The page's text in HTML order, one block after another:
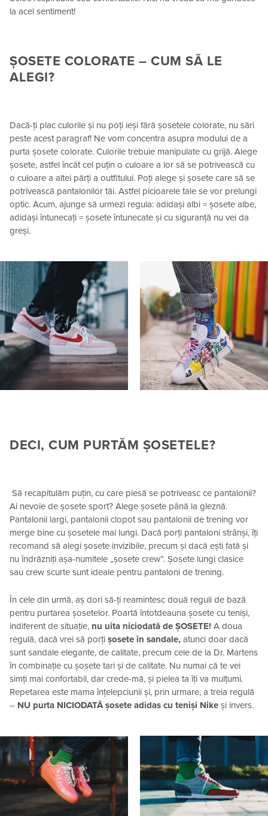
la acel sentiment!
ȘOSETE COLORATE – CUM SĂ LE
ALEGI?
Dacă-ți plac culorile și nu poți ieși fără șosetele colorate, nu sări
peste acest paragraf! Ne vom concentra asupra modului de a
purta șosete colorate. Culorile trebuie manipulate cu grijă. Alege
șosete, astfel încât cel puțin o culoare a lor să se potrivească cu
o culoare a altei părți a outfitului. Poți alege și șosete care să se
potrivească pantalonilor tăi. Astfel picioarele tale se vor prelungi
optic. Acum, ajunge să urmezi regula: adidași albi = șosete albe,
adidași întunecați = șosete întunecate și cu siguranță nu vei da
greși.
DECI, CUM PURTĂM ȘOSETELE?
Să recapitulăm puțin, cu care piesă se potriveasc ce pantalonii?
Ai nevoie de șosete sport? Alege șosete până la gleznă.
Pantalonii largi, pantalonii clopot sau pantalonii de trening vor
merge bine cu șosetele mai lungi. Dacă porți pantaloni strânși, îți
recomand să alegi șosete invizibile, precum și dacă ești fată și
nu îndrăzniți așa-numitele „șosete crew”. Șosete lungi clasice
sau crew scurte sunt ideale pentru pantaloni de trening.
În cele din urmă, aș dori să-ți reamintesc două reguli de bază
pentru purtarea șosetelor. Poartă întotdeauna șosete cu teniși,
indiferent de situație, nu uita niciodată de ȘOSETE! A doua
regulă, dacă vrei să porți șosete în sandale, atunci doar dacă
sunt sandale elegante, de calitate, precum cele de la Dr. Martens
în combinație cu șosete tari și de calitate. Nu numai că te vei
simți mai confortabil, dar crede-mă, și pielea ta îți va mulțumi.
Repetarea este mama înțelepciunii și, prin urmare, a treia regulă
– NU purta NICIODATĂ șosete adidas cu teniși Nike și invers.